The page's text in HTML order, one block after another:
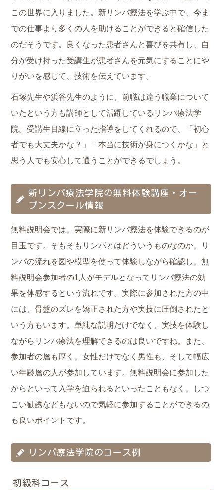
この世界に入りました。新リンパ療法を学ぶ中で、今ま
での仕事より多くの人を助けることができると確信した
のだそうです。良くなった患者さんと喜びを共有し、自
分が受け持った受講生が患者さんを元気にすることにや
りがいを感じて、技術を伝えています。
石塚先生や浜谷先生のように、前職は違う職業について
いたという方も講師として活躍しているリンパ療法学
院。受講生目線に立った指導をしてくれるので、「初心
者でも大丈夫かな？」「本当に技術が身につくかな」と
思う人でも安心して通うことができるでしょう。
新リンパ療法学院の無料体験講座・オー
プンスクール情報
無料説明会では、実際に新リンパ療法を体験できるのが
目玉です。そもそもリンパとはどういうものなのか、リ
ンパの流れを図や模型を使って体験しながら確認し、無
料説明会参加者の1人がモデルとなってリンパ療法の効
果を体感するという流れです。実際に参加された方の中
には、骨盤のズレを矯正された方や実技に圧倒されたと
いう方もいます。単純な説明だけでなく、実技を体験し
ながらリンパ療法を理解できるのは良いですね。また、
参加者の層も厚く、女性だけでなく男性も、そして幅広
い年齢層の人が参加しています。無料説明会に参加した
からといって入学を迫られるといったこともなく、しつ
こい勧誘などもないので気軽に参加することができるの
も良いポイントです。
リンパ療法学院のコース例
初級科コース